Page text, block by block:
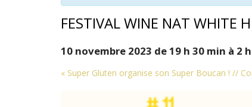
FESTIVAL WINE NAT WHITE
10 novembre 2023 de 19 h 30 min à 2
Navigation
« Super Gluten organise son Super Boucan ! //